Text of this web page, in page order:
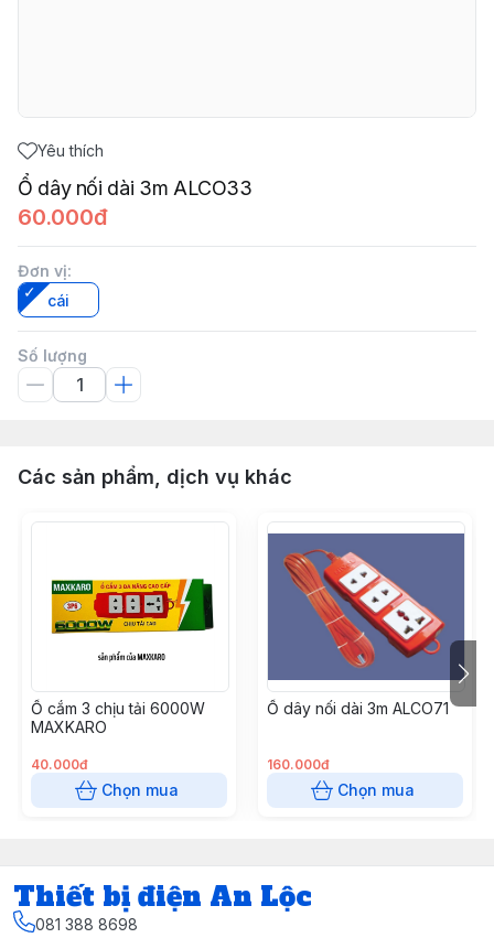
Yêu thích
Ổ dây nối dài 3m ALCO33
60.000đ
Đơn vị:
cái
Số lượng
Các sản phẩm, dịch vụ khác
Ổ cắm 3 chịu tải 6000W
MAXKARO
40.000đ
Chọn mua
Ổ dây nối dài 3m ALCO71
160.000đ
Chọn mua
Thiết bị điện An Lộc
081 388 8698